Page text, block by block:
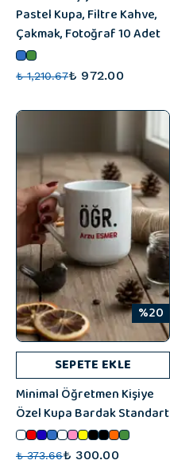
Pastel Kupa, Filtre Kahve,
Çakmak, Fotoğraf 10 Adet
₺ 1,210.67₺ 972.00
%20
SEPETE EKLE
Minimal Öğretmen Kişiye
Özel Kupa Bardak Standart
₺ 373.66₺ 300.00